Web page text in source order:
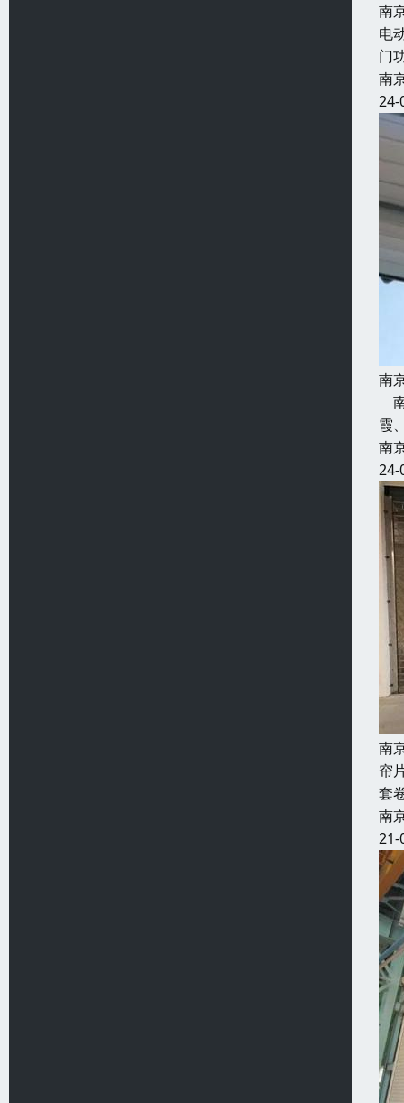
南
电
门
南
24-
南
霞
南
24-
南
帘
套
南
21-